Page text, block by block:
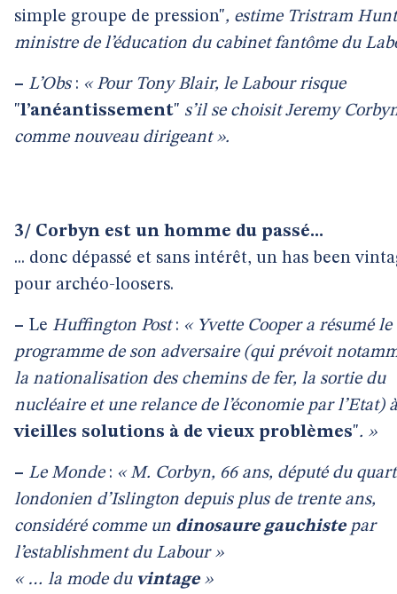
simple groupe de pression", estime Tristram
ministre de l’éducation du cabinet fantôme du
– L’Obs: « Pour Tony Blair, le Labour risque
"l’anéantissement" s’il se choisit Jeremy
comme nouveau dirigeant ».
3/ Corbyn est un homme du passé...
... donc dépassé et sans intérêt, un has been
pour archéo-loosers.
– Le Huffington Post: « Yvette Cooper a résumé le
programme de son adversaire (qui prévoit
la nationalisation des chemins de fer, la sortie du
nucléaire et une relance de l’économie par l’Etat) à
vieilles solutions à de vieux problèmes". »
– Le Monde: « M. Corbyn, 66 ans, député du
londonien d’Islington depuis plus de trente ans,
considéré comme un dinosaure gauchistepar
l’establishment du Labour »
« … la mode du vintage»